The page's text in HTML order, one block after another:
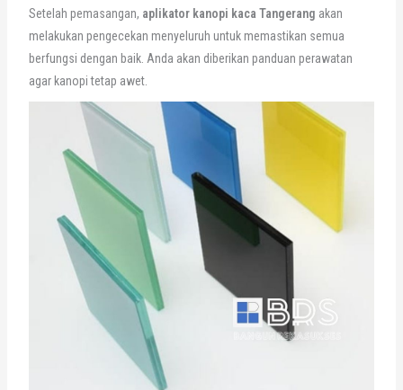
Setelah pemasangan, aplikator kanopi kaca Tangerang akan
melakukan pengecekan menyeluruh untuk memastikan semua
berfungsi dengan baik. Anda akan diberikan panduan perawatan
agar kanopi tetap awet.